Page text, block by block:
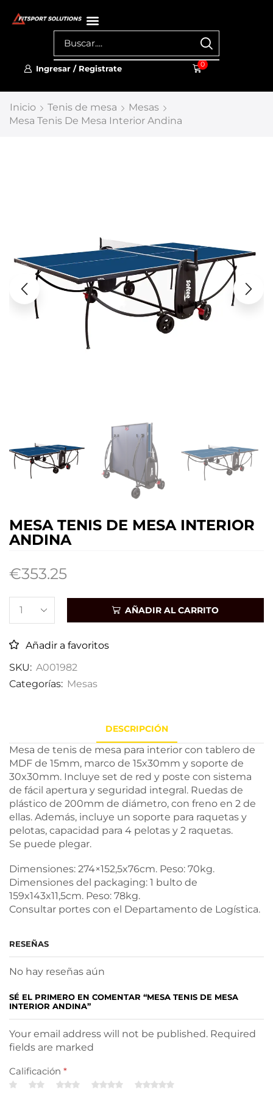
Ingresar / Registrate 0
Inicio Tenis de mesa
Mesas
Mesa Tenis De Mesa Interior Andina
MESA TENIS DE MESA INTERIOR
ANDINA
€353.25
AÑADIR AL CARRITO
Añadir a favoritos
SKU: A001982
Categorías: Mesas
DESCRIPCIÓN
Mesa de tenis de mesa para interior con tablero de
MDF de 15mm, marco de 15x30mm y soporte de
30x30mm. Incluye set de red y poste con sistema
de fácil apertura y seguridad integral. Ruedas de
plástico de 200mm de diámetro, con freno en 2 de
ellas. Además, incluye un soporte para raquetas y
pelotas, capacidad para 4 pelotas y 2 raquetas.
Se puede plegar.
Dimensiones: 274×152,5x76cm. Peso: 70kg.
Dimensiones del packaging: 1 bulto de
159x143x11,5cm. Peso: 78kg.
Consultar portes con el Departamento de Logística.
RESEÑAS
No hay reseñas aún
SÉ EL PRIMERO EN COMENTAR “MESA TENIS DE MESA
INTERIOR ANDINA”
Your email address will not be published. Required
fields are marked
Calificación *